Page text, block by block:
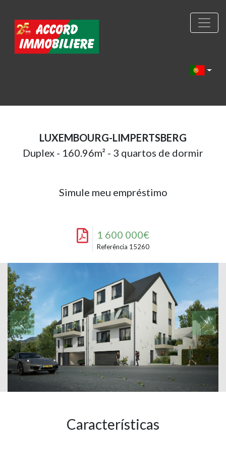
LUXEMBOURG-LIMPERTSBERG
Duplex - 160.96m² - 3 quartos de dormir
Simule meu empréstimo
1 600 000€
Referência 15260
Características